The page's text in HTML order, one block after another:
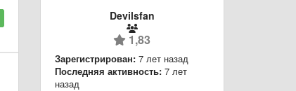
Devilsfan
1,83
Зарегистрирован: 7 лет назад
Последняя активность: 7 лет
назад